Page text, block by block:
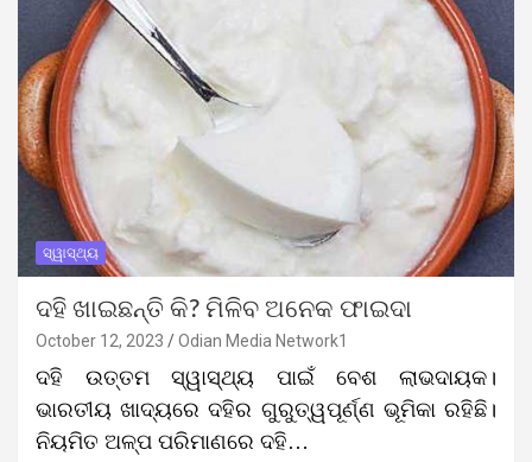
ସ୍ୱାସ୍ଥ୍ୟ
ଦହି ଖାଇଛନ୍ତି କି? ମିଳିବ ଅନେକ ଫାଇଦା
October 12, 2023 Odian Media Network1
ଦହି ଉତ୍ତମ ସ୍ୱାସ୍ଥ୍ୟ ପାଇଁ ବେଶ ଲାଭଦାୟକ।
ଭାରତୀୟ ଖାଦ୍ୟରେ ଦହିର ଗୁରୁତ୍ୱପୂର୍ଣ୍ଣ ଭୂମିକା ରହିଛି।
ନିୟମିତ ଅଳ୍ପ ପରିମାଣରେ ଦହି…